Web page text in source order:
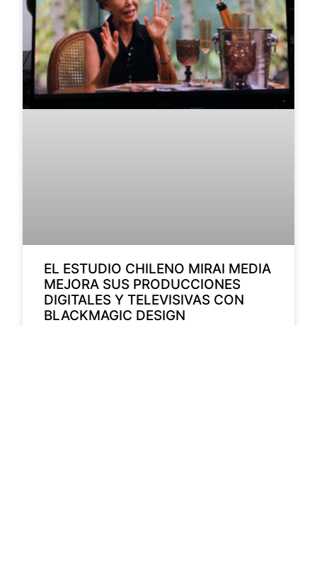
EL ESTUDIO CHILENO MIRAI MEDIA
MEJORA SUS PRODUCCIONES
DIGITALES Y TELEVISIVAS CON
BLACKMAGIC DESIGN